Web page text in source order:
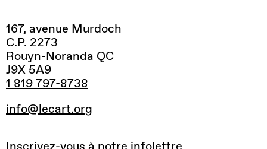
167, avenue Murdoch
C.P. 2273
Rouyn-Noranda QC
J9X 5A9
1 819 797-8738
info@lecart.org
Inscrivez-vous à notre infolettre